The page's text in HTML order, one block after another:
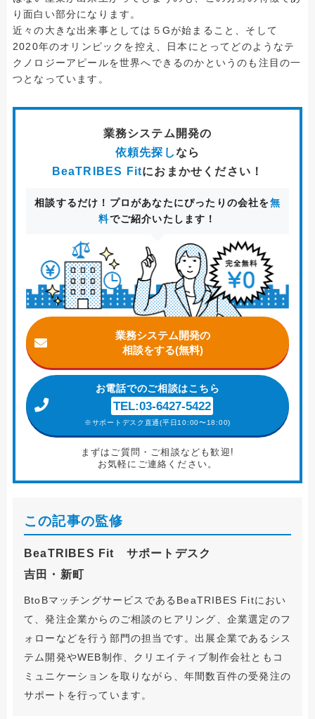
り面白い部分になります。
近々の大きな出来事としては５Gが始まること、そして
2020年のオリンピックを控え、日本にとってどのようなテ
クノロジーアピールを世界へできるのかというのも注目の一
つとなっています。
業務システム開発の
依頼先探しなら
BeaTRIBES Fitにおまかせください！
相談するだけ！プロがあなたにぴったりの会社を無
料でご紹介いたします！
業務システム開発の
相談をする(無料)
お電話でのご相談はこちら
TEL:03-6427-5422
※サポートデスク直通(平日10:00〜18:00)
まずはご質問・ご相談なども歓迎!
お気軽にご連絡ください。
この記事の監修
BeaTRIBES Fit サポートデスク
吉田・新町
BtoBマッチングサービスであるBeaTRIBES Fitにおい
て、発注企業からのご相談のヒアリング、企業選定のフ
ォローなどを行う部門の担当です。出展企業であるシス
テム開発やWEB制作、クリエイティブ制作会社ともコ
ミュニケーションを取りながら、年間数百件の受発注の
サポートを行っています。